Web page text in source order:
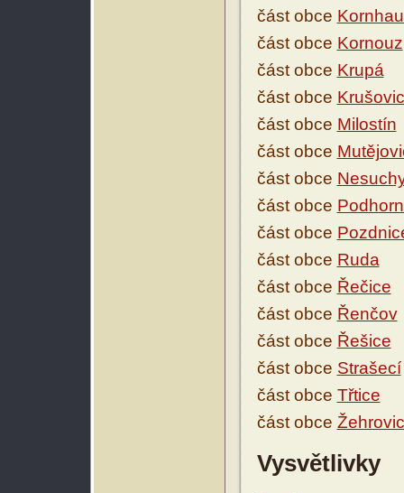
část obce
část obce Kornouz
část obce Krupá
část obce
část obce Milostín
část obce
část obce
část obce
část obce
část obce Ruda
část obce Řečice
část obce Řenčov
část obce Řešice
část obce Strašecí
část obce Třtice
část obce
Vysvětlivky